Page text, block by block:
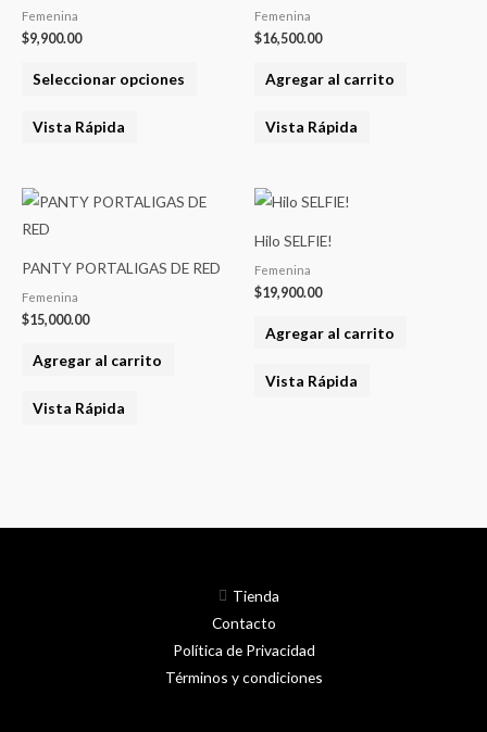
Femenina
$9,900.00
Seleccionar opciones
página
Vista Rápida
Femenina
$16,500.00
Agregar al carrito
Vista Rápida
PANTY PORTALIGAS DE RED
Femenina
$15,000.00
Agregar al carrito
Vista Rápida
Hilo SELFIE!
Femenina
$19,900.00
Agregar al carrito
Vista Rápida
Tienda
Contacto
Política de Privacidad
Términos y condiciones